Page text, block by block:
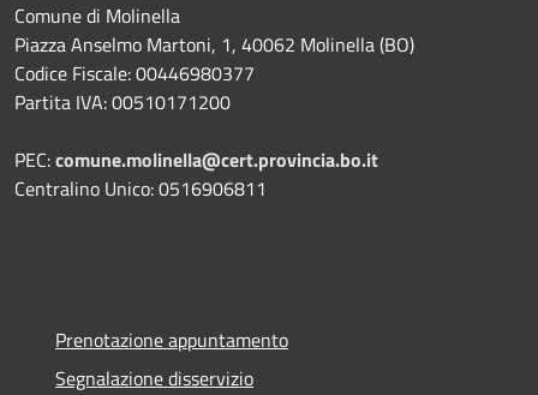
Comune di Molinella
Piazza Anselmo Martoni, 1, 40062 Molinella (BO)
Codice Fiscale: 00446980377
Partita IVA: 00510171200
PEC:comune.molinella@cert.provincia.bo.it
Centralino Unico: 0516906811
Prenotazione appuntamento
Segnalazione disservizio